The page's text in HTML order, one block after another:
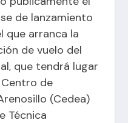
de lanzamiento
que arranca la
de vuelo del
que tendrá lugar
de
(Cedea)
Técnica